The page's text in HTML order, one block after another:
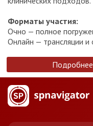
Форматы участия:
Очно — полное
Онлайн — трансляции и